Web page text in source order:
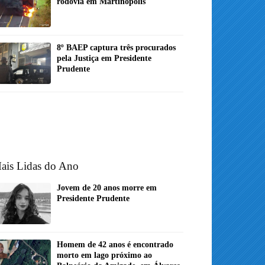
8º BAEP captura três procurados
pela Justiça em Presidente
Prudente
Lidas do Ano
Jovem de 20 anos morre em
Presidente Prudente
Homem de 42 anos é encontrado
morto em lago próximo ao